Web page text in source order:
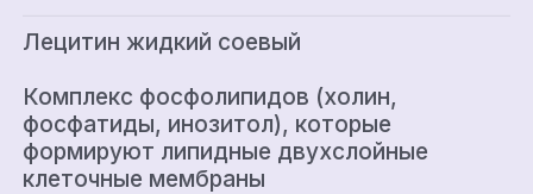
Лецитин жидкий соевый
Комплекс фосфолипидов (холин,
фосфатиды, инозитол), которые
формируют липидные двухслойные
клеточные мембраны